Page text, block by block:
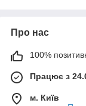
Про нас
100%
Працює з
м. Київ